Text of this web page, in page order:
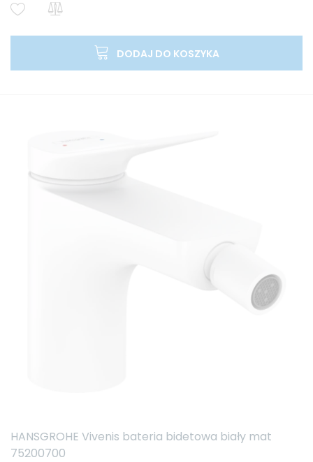
DODAJ DO KOSZYKA
HANSGROHE Vivenis bateria bidetowa biały mat
75200700